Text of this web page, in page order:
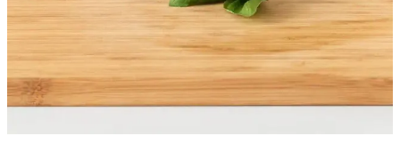
IKEA KVALIFICERA ve Markbart Mutfağınız İçin
En İyi Makas Karşılaştırması
IKEA KVALIFICERA ve Markbart mutfak makası özellikleri,
kullanıcı yorumları ve karşılaştırma detaylarıyla mutfak
ihtiyaçlarınızı en iyi şekilde karşılayacak seçenekleri sunuyor.